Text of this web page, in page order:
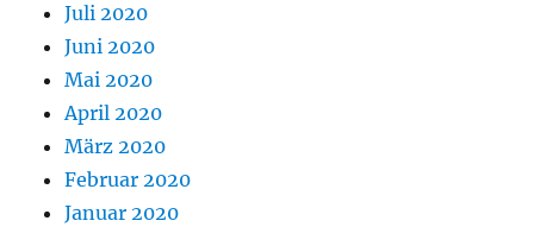
Juli 2020
Juni 2020
Mai 2020
April 2020
März 2020
Februar 2020
Januar 2020